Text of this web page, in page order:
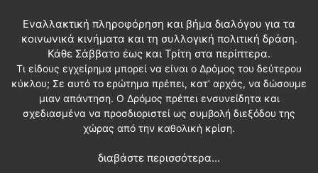
Εναλλακτική πληροφόρηση και βήμα διαλόγου για τα
κοινωνικά κινήματα και τη συλλογική πολιτική δράση.
Κάθε Σάββατο έως και Τρίτη στα περίπτερα.
Τι είδους εγχείρημα μπορεί να είναι ο Δρόμος του δεύτερου
κύκλου; Σε αυτό το ερώτημα πρέπει, κατ’ αρχάς, να δώσουμε
μιαν απάντηση. Ο Δρόμος πρέπει ενσυνείδητα και
σχεδιασμένα να προσδιοριστεί ως συμβολή διεξόδου της
χώρας από την καθολική κρίση.
διαβάστε περισσότερα...